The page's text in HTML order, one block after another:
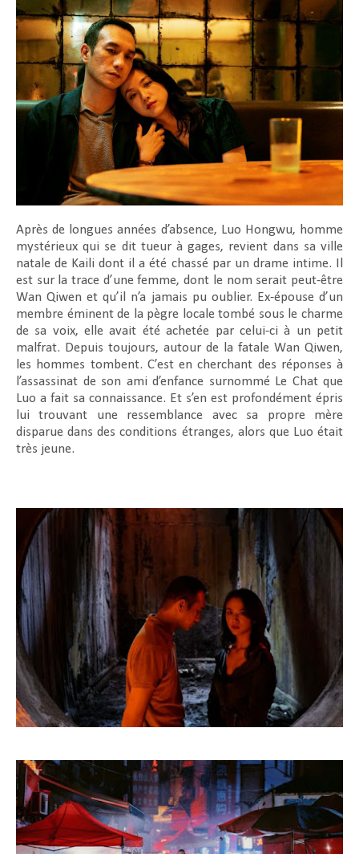
Après de longues années d’absence, Luo Hongwu, homme
mystérieux qui se dit tueur à gages, revient dans sa ville
natale de Kaili dont il a été chassé par un drame intime. Il
est sur la trace d’une femme, dont le nom serait peut-être
Wan Qiwen et qu’il n’a jamais pu oublier. Ex-épouse d’un
membre éminent de la pègre locale tombé sous le charme
de sa voix, elle avait été achetée par celui-ci à un petit
malfrat. Depuis toujours, autour de la fatale Wan Qiwen,
les hommes tombent. C’est en cherchant des réponses à
l’assassinat de son ami d’enfance surnommé Le Chat que
Luo a fait sa connaissance. Et s’en est profondément épris
lui trouvant une ressemblance avec sa propre mère
disparue dans des conditions étranges, alors que Luo était
très jeune.